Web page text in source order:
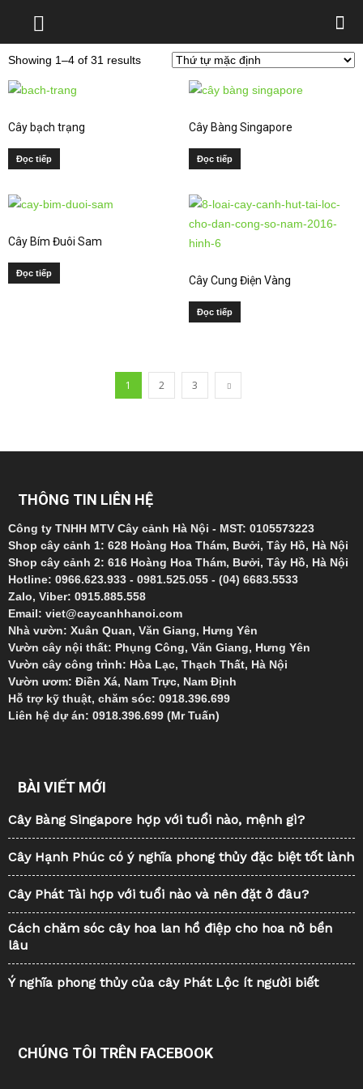
Showing 1–4 of 31 results
Cây bạch trạng
Đọc tiếp
Cây Bàng Singapore
Đọc tiếp
Cây Bím Đuôi Sam
Đọc tiếp
Cây Cung Điện Vàng
Đọc tiếp
1 2 3
THÔNG TIN LIÊN HỆ
Công ty TNHH MTV Cây cảnh Hà Nội - MST: 0105573223
Shop cây cảnh 1: 628 Hoàng Hoa Thám, Bưởi, Tây Hồ, Hà Nội
Shop cây cảnh 2: 616 Hoàng Hoa Thám, Bưởi, Tây Hồ, Hà Nội
Hotline: 0966.623.933 - 0981.525.055 - (04) 6683.5533
Zalo, Viber: 0915.885.558
Email: viet@caycanhhanoi.com
Nhà vườn: Xuân Quan, Văn Giang, Hưng Yên
Vườn cây nội thất: Phụng Công, Văn Giang, Hưng Yên
Vườn cây công trình: Hòa Lạc, Thạch Thất, Hà Nội
Vườn ươm: Điền Xá, Nam Trực, Nam Định
Hỗ trợ kỹ thuật, chăm sóc: 0918.396.699
Liên hệ dự án: 0918.396.699 (Mr Tuấn)
BÀI VIẾT MỚI
Cây Bàng Singapore hợp với tuổi nào, mệnh gì?
Cây Hạnh Phúc có ý nghĩa phong thủy đặc biệt tốt lành
Cây Phát Tài hợp với tuổi nào và nên đặt ở đâu?
Cách chăm sóc cây hoa lan hồ điệp cho hoa nở bền
lâu
Ý nghĩa phong thủy của cây Phát Lộc ít người biết
CHÚNG TÔI TRÊN FACEBOOK